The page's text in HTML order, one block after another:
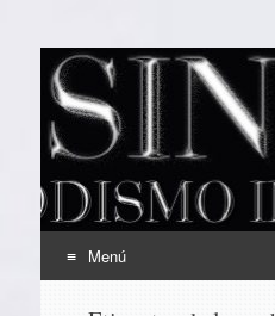
EL
Periodismo Inteligente
Menú